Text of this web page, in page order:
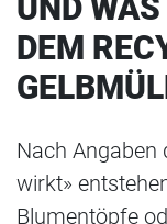
UND
DEM
Nach Angaben
wirkt»
Blumentöpfe